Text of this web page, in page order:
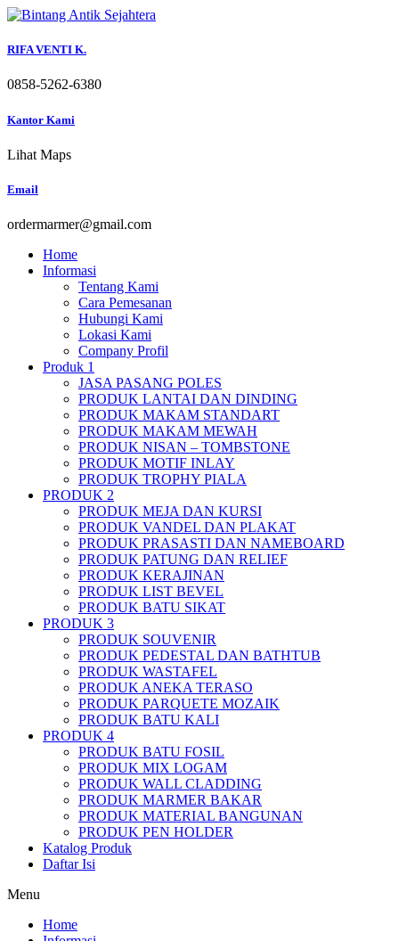
Skip
content
RIFA VENTI K.
0858-5262-6380
Kantor Kami
Lihat Maps
Email
ordermarmer@gmail.com
Home
Informasi
Tentang Kami
Cara Pemesanan
Hubungi Kami
Lokasi Kami
Company Profil
Produk 1
JASA PASANG POLES
PRODUK LANTAI DAN DINDING
PRODUK MAKAM STANDART
PRODUK MAKAM MEWAH
PRODUK NISAN – TOMBSTONE
PRODUK MOTIF INLAY
PRODUK TROPHY PIALA
PRODUK 2
PRODUK MEJA DAN KURSI
PRODUK VANDEL DAN PLAKAT
PRODUK PRASASTI DAN NAMEBOARD
PRODUK PATUNG DAN RELIEF
PRODUK KERAJINAN
PRODUK LIST BEVEL
PRODUK BATU SIKAT
PRODUK 3
PRODUK SOUVENIR
PRODUK PEDESTAL DAN BATHTUB
PRODUK WASTAFEL
PRODUK ANEKA TERASO
PRODUK PARQUETE MOZAIK
PRODUK BATU KALI
PRODUK 4
PRODUK BATU FOSIL
PRODUK MIX LOGAM
PRODUK WALL CLADDING
PRODUK MARMER BAKAR
PRODUK MATERIAL BANGUNAN
PRODUK PEN HOLDER
Katalog Produk
Daftar Isi
Menu
Home